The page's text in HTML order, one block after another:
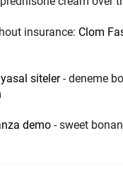
insurance: Clom
siteler- deneme
demo - sweet